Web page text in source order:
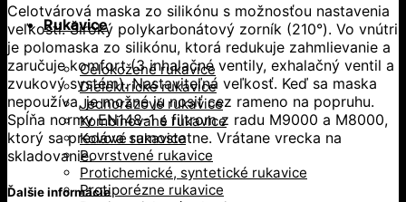
Rukavice
Celokožené rukavice
Dielektrické rukavice
Jednorazové rukavice
Kombinované rukavice
Kovové rukavice
Povrstvené rukavice
Protichemické, syntetické rukavice
Protiporézne rukavice
Celotvárová maska zo silikónu s možnosťou nastavenia
veľkosti. Široký polykarbonátový zorník (210°). Vo vnútri
je polomaska zo silikónu, ktorá redukuje zahmlievanie a
zaručuje komfort (3 inhalačné ventily, exhalačný ventil a
zvukový systém). Nastaviteľná veľkosť. Keď sa maska
nepoužíva, je možné ju nosiť cez rameno na popruhu.
Spĺňa normy EN148-1 s filtrom z radu M9000 a M8000,
ktorý sa predáva samostatne. Vrátane vrecka na
skladovanie.
Ďalšie informácie